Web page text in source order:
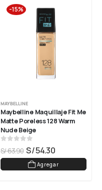
-15%
MAYBELLINE
Maybelline Maquillaje Fit Me
Matte Poreless 128 Warm
Nude Beige
out of 5
S/63.90 S/54.30
Agregar